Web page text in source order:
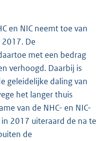
en NIC neemt toe van
De
met een bedrag
verhoogd. Daarbij is
geleidelijke daling van
het langer thuis
van de NHC- en NIC-
2017 uiteraard de na te
de